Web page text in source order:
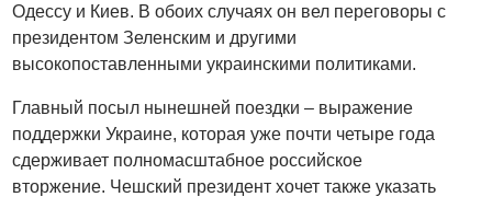
Одессу и Киев. В обоих случаях он вел переговоры с
президентом Зеленским и другими
высокопоставленными украинскими политиками.
Главный посыл нынешней поездки – выражение
поддержки Украине, которая уже почти четыре года
сдерживает полномасштабное российское
вторжение. Чешский президент хочет также указать